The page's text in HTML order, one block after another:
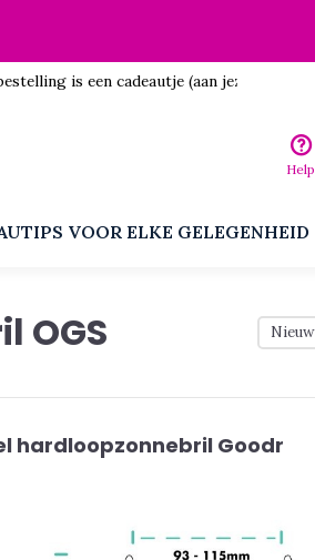
is een cadeautje (aan jezelf)!
Help
VOOR ELKE GELEGENHEID
OGS
hardloopzonnebril Goodr